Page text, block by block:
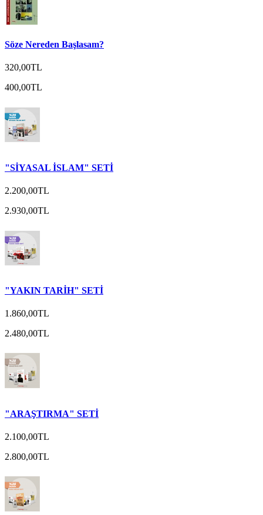
Söze Nereden Başlasam?
320,00TL
400,00TL
"SİYASAL İSLAM" SETİ
2.200,00TL
2.930,00TL
"YAKIN TARİH" SETİ
1.860,00TL
2.480,00TL
"ARAŞTIRMA" SETİ
2.100,00TL
2.800,00TL